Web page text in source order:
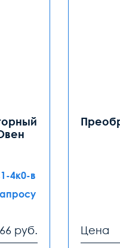
4к0-в
руб.
Цена